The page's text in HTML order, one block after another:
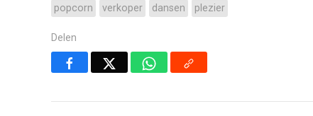
popcorn verkoper dansen plezier
Delen